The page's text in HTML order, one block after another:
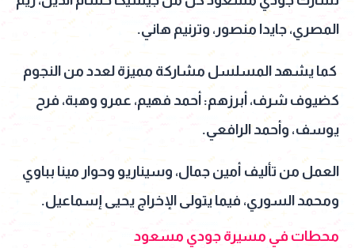
المصري، جايدا منصور، وترنيم هاني.
كما يشهد المسلسل مشاركة مميزة لعدد من النجوم
كضيوف شرف، أبرزهم: أحمد فهيم، عمرو وهبة، فرح
يوسف، وأحمد الرافعي.
العمل من تأليف أمين جمال، وسيناريو وحوار مينا بباوي
ومحمد السوري، فيما يتولى الإخراج يحيى إسماعيل.
محطات في مسيرة جودي مسعود